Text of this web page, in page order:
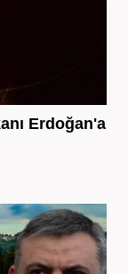
Erdoğan'a